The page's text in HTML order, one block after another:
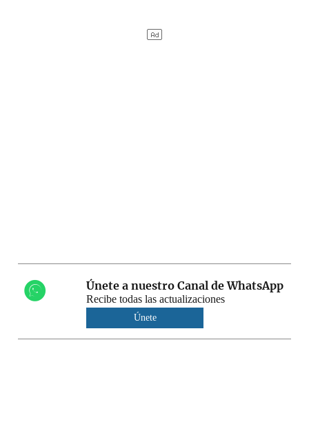
Únete a nuestro Canal de WhatsApp
Recibe todas las actualizaciones
Únete